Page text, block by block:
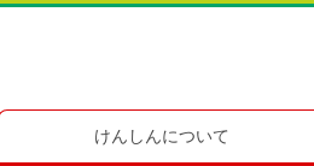
けんしんについて